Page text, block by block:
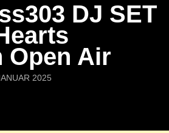
DJ SET
Open Air
2025